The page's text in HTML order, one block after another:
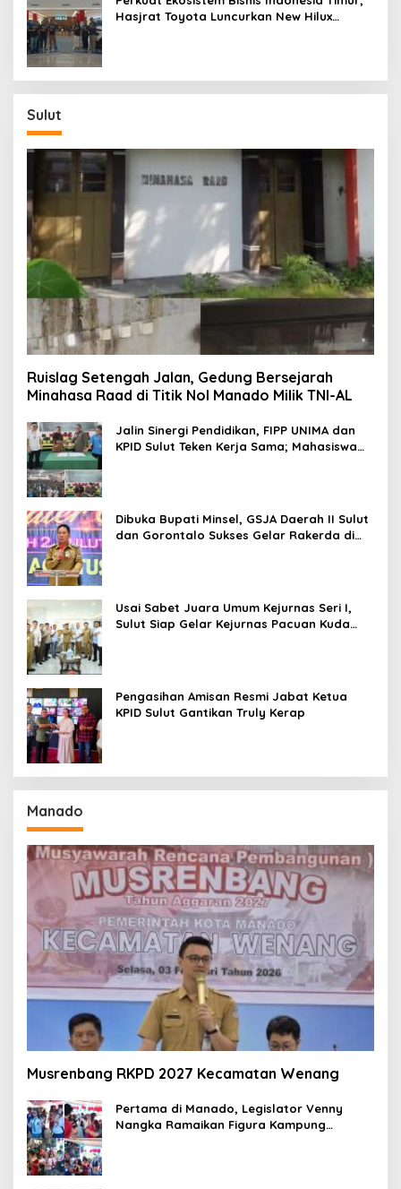
Hasjrat Toyota Luncurkan New Hilux
Sulut
Ruislag Setengah Jalan, Gedung Bersejarah
Minahasa Raad di Titik Nol Manado Milik TNI-AL
Jalin Sinergi Pendidikan, FIPP UNIMA dan
KPID Sulut Teken Kerja Sama; Mahasiswa
Dibuka Bupati Minsel, GSJA Daerah II Sulut
dan Gorontalo Sukses Gelar Rakerda di
Usai Sabet Juara Umum Kejurnas Seri I,
Sulut Siap Gelar Kejurnas Pacuan Kuda
Pengasihan Amisan Resmi Jabat Ketua
KPID Sulut Gantikan Truly Kerap
Manado
Musrenbang RKPD 2027 Kecamatan Wenang
Pertama di Manado, Legislator Venny
Nangka Ramaikan Figura Kampung